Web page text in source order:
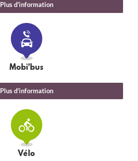
Plus d'information
Mobi'bus
Plus d'information
Vélo